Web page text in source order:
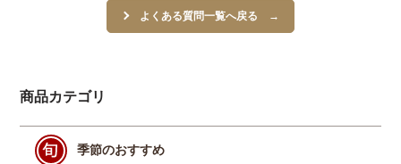
よくある質問一覧へ戻る
商品カテゴリ
季節のおすすめ